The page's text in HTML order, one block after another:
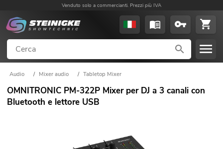
Venduto solo a commercianti. Prezzi più IVA
Audio / Mixer audio / Tabletop Mixer
OMNITRONIC PM-322P Mixer per DJ a 3 canali con
Bluetooth e lettore USB